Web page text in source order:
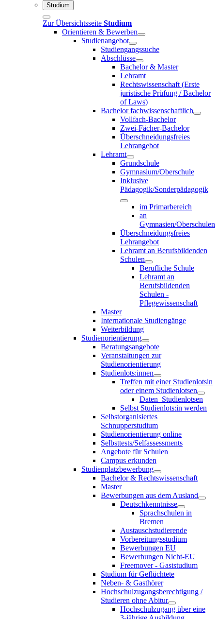
Studium
Zur Übersichtsseite Studium
Orientieren & Bewerben
Studienangebot
Studiengangssuche
Abschlüsse
Bachelor & Master
Lehramt
Rechtswissenschaft (Erste
juristische Prüfung / Bachelor
of Laws)
Bachelor fachwissenschaftlich
Vollfach-Bachelor
Zwei-Fächer-Bachelor
Überschneidungsfreies
Lehrangebot
Lehramt
Grundschule
Gymnasium/Oberschule
Inklusive
Pädagogik/Sonderpädagogik
im Primarbereich
an
Gymnasien/Oberschulen
Überschneidungsfreies
Lehrangebot
Lehramt an Berufsbildenden
Schulen
Berufliche Schule
Lehramt an
Berufsbildenden
Schulen -
Pflegewissenschaft
Master
Internationale Studiengänge
Weiterbildung
Studienorientierung
Beratungsangebote
Veranstaltungen zur
Studienorientierung
Studienlots:innen
Treffen mit einer Studienlotsin
oder einem Studienlotsen
Daten_Studienlotsen
Selbst Studienlots:in werden
Selbstorganisiertes
Schnupperstudium
Studienorientierung online
Selbsttests/Selfassessments
Angebote für Schulen
Campus erkunden
Studienplatzbewerbung
Bachelor & Rechtswissenschaft
Master
Bewerbungen aus dem Ausland
Deutschkenntnisse
Sprachschulen in
Bremen
Austauschstudierende
Vorbereitungsstudium
Bewerbungen EU
Bewerbungen Nicht-EU
Freemover - Gaststudium
Studium für Geflüchtete
Neben- & Gasthörer
Hochschulzugangsberechtigung /
Studieren ohne Abitur
Hochschulzugang über eine